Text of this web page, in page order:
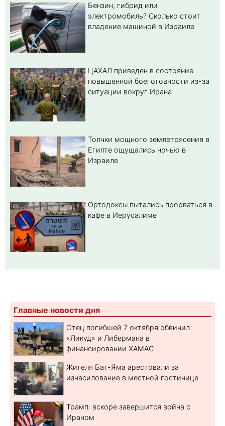
Бензин, гибрид или
электромобиль? Cколько стоит
владение машиной в Израиле
ЦАХАЛ приведен в состояние
повышенной боеготовности из-за
ситуации вокруг Ирана
Толчки мощного землетрясения в
Египте ощущались ночью в
Израиле
Ортодоксы пытались прорваться в
кафе в Иерусалиме
Главные новости дня
Отец погибшей 7 октября обвинил
«Ликуд» и Либермана в
финансировании ХАМАС
Жителя Бат-Яма арестовали за
изнасилование в местной гостинице
Трамп: вскоре завершится война с
Ираном